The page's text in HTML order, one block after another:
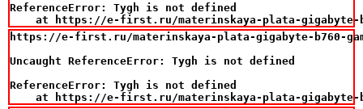
ReferenceError: Tygh is not defined
at https://e-first.ru/materinskaya-plata-
https://e-first.ru/materinskaya-plata-gigabyte-b760-
Uncaught ReferenceError: Tygh is not defined
ReferenceError: Tygh is not defined
at https://e-first.ru/materinskaya-plata-